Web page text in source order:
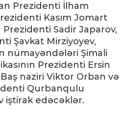
Prezidenti İlham
Kasım Jomart
Prezidenti Sadir Japarov,
Şavkat Mirziyoyev,
nümayəndələri Şimali
Prezidenti Ersin
naziri Viktor Orban və
Qurbanqulu
iştirak edəcəklər.